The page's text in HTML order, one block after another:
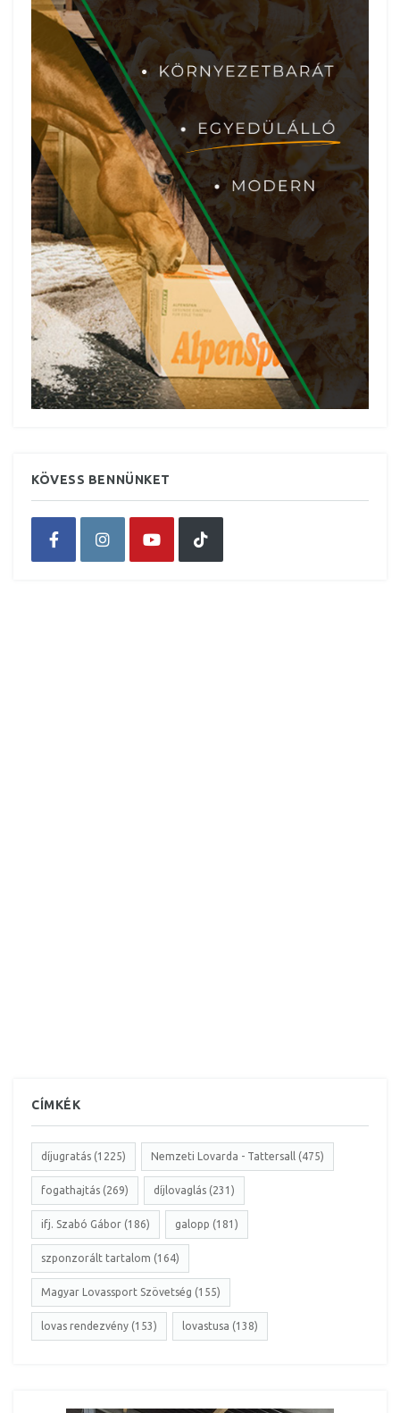
KÖVESS BENNÜNKET
CÍMKÉK
díjugratás (1225) Nemzeti Lovarda - Tattersall (475)
fogathajtás (269) díjlovaglás (231)
ifj. Szabó Gábor (186) galopp (181)
szponzorált tartalom (164)
Magyar Lovassport Szövetség (155)
lovas rendezvény (153) lovastusa (138)